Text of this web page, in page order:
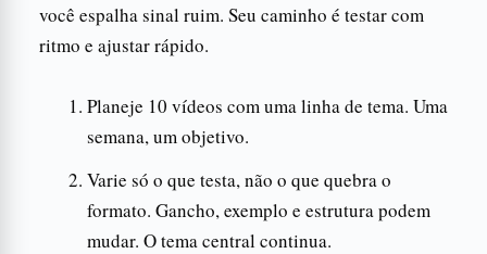
você espalha sinal ruim. Seu caminho é testar com
ritmo e ajustar rápido.
Planeje 10 vídeos com uma linha de tema. Uma
semana, um objetivo.
Varie só o que testa, não o que quebra o
formato. Gancho, exemplo e estrutura podem
mudar. O tema central continua.